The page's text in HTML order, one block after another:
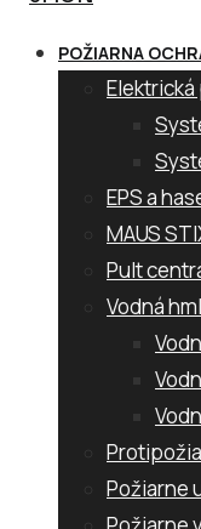
POŽIARNA
EPS a
MAUS
Pult
Vodná
Požiarne